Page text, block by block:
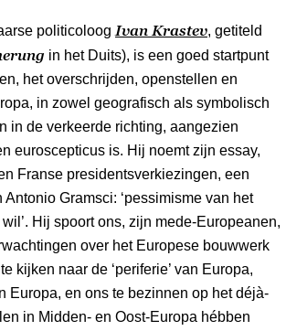
politicoloog Ivan Krastev, getiteld
in het Duits), is een goed startpunt
het overschrijden, openstellen en
in zowel geografisch als symbolisch
in de verkeerde richting, aangezien
euroscepticus is. Hij noemt zijn essay,
Franse presidentsverkiezingen, een
Antonio Gramsci: ‘pessimisme van het
Hij spoort ons, zijn mede-Europeanen,
over het Europese bouwwerk
kijken naar de ‘periferie’ van Europa,
Europa, en ons te bezinnen op het déjà-
in Midden- en Oost-Europa hébben